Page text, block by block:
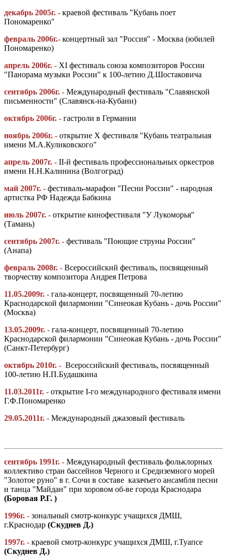
декабрь 2005г. - краевой фестиваль "Кубань поет
Пономаренко"
февраль 2006г.- концертный зал "Россия" - Москва (юбилей
Пономаренко)
апрель 2006г. - XI фестиваль союза композиторов России
"Панорама музыки России" к 100-летию Д.Шостаковича
сентябрь 2006г. - Международный фестиваль "Славянской
письменности" (Славянск-на-Кубани)
октябрь 2006г. - гастроли в Германии
ноябрь 2006г. - открытие X фестиваля "Кубань театральная
имени М.А.Куликовского"
апрель 2007г. - II-й фестиваль профессиональных оркестров
имени Н.Н.Калинина (Волгоград)
май 2007г. - фестиваль-марафон "Песни России" - народная
артистка РФ Надежда Бабкина
июль 2007г. - открытие кинофестиваля "У Лукоморья"
(Тамань)
сентябрь 2007г. - фестиваль "Поющие струны России"
(Анапа)
февраль 2008г. - Всероссийский фестиваль, посвященный
творчеству композитора Андрея Петрова
11.05.2009г. - гала-концерт, посвященный 70-летию
Краснодарской филармонии "Синеокая Кубань - дочь России"
(Москва)
13.05.2009г. - гала-концерт, посвященный 70-летию
Краснодарской филармонии "Синеокая Кубань - дочь России"
(Санкт-Петербург)
октябрь 2010г. - Всероссийский фестиваль, посвященный
100-летию Н.П.Будашкина
11.03.2011г. - открытие I-го международного фестиваля имени
Г.Ф.Пономаренко
29.05.2011г. - Международный джазовый фестиваль
сентябрь 1991г. - Международный фестиваль фольклорных
коллективо стран бассейнов Черного и Средиземного морей
"Золотое руно" в г. Сочи в составе казачъего ансамбля песни
и танца "Майдан" при хоровом об-ве города Краснодара
(Боровая Р.Г. )
1996г. - зональный смотр-конкурс учащихся ДМШ,
г.Краснодар (Скуднев Д.)
1997г. - краевой смотр-конкурс учащихся ДМШ, г.Туапсе
(Скуднев Д.)